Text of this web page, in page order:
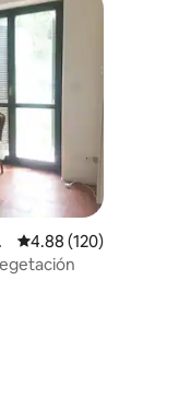
Calificación promedio:
4.88 (120)